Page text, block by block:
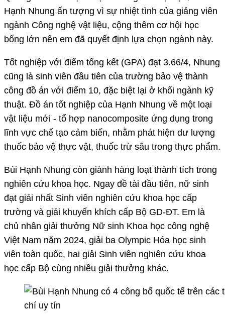
Hạnh Nhung ấn tượng vì sự nhiệt tình của giảng viên
ngành Công nghệ vật liệu, cộng thêm cơ hội học
bổng lớn nên em đã quyết định lựa chọn ngành này.
Tốt nghiệp với điểm tổng kết (GPA) đạt 3.66/4, Nhung
cũng là sinh viên đầu tiên của trường bảo vệ thành
công đồ án với điểm 10, đặc biệt lại ở khối ngành kỹ
thuật. Đồ án tốt nghiệp của Hạnh Nhung về một loại
vật liệu mới - tổ hợp nanocomposite ứng dụng trong
lĩnh vực chế tạo cảm biến, nhằm phát hiện dư lượng
thuốc bảo vệ thực vật, thuốc trừ sâu trong thực phẩm.
Bùi Hạnh Nhung còn giành hàng loạt thành tích trong
nghiên cứu khoa học. Ngay đề tài đầu tiên, nữ sinh
đạt giải nhất Sinh viên nghiên cứu khoa học cấp
trường và giải khuyến khích cấp Bộ GD-ĐT. Em là
chủ nhân giải thưởng Nữ sinh Khoa học công nghệ
Việt Nam năm 2024, giải ba Olympic Hóa học sinh
viên toàn quốc, hai giải Sinh viên nghiên cứu khoa
học cấp Bộ cùng nhiều giải thưởng khác.